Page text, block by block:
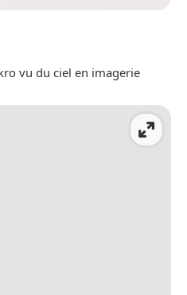
vu du ciel en imagerie